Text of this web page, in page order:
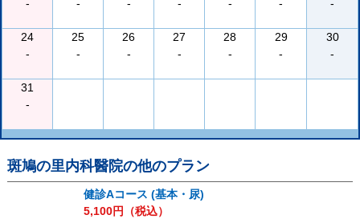
-
-
-
-
-
-
-
24
-
25
-
26
-
27
-
28
-
29
-
30
-
31
-
斑鳩の里内科醫院の他のプラン
健診Aコース (基本・尿)
5,100円（税込）